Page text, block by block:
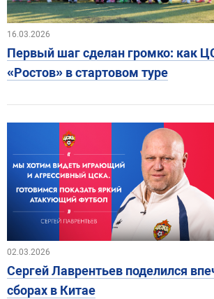
16.03.2026
Первый шаг сделан громко: как
«Ростов» в стартовом туре
02.03.2026
Сергей Лаврентьев поделился
сборах в Китае